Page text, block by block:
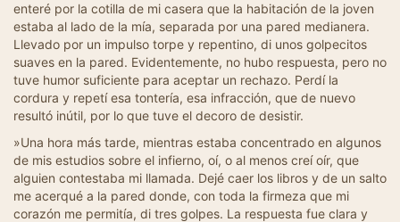
enteré por la cotilla de mi casera que la habitación de la joven
estaba al lado de la mía, separada por una pared medianera.
Llevado por un impulso torpe y repentino, di unos golpecitos
suaves en la pared. Evidentemente, no hubo respuesta, pero no
tuve humor suficiente para aceptar un rechazo. Perdí la
cordura y repetí esa tontería, esa infracción, que de nuevo
resultó inútil, por lo que tuve el decoro de desistir.
»Una hora más tarde, mientras estaba concentrado en algunos
de mis estudios sobre el infierno, oí, o al menos creí oír, que
alguien contestaba mi llamada. Dejé caer los libros y de un salto
me acerqué a la pared donde, con toda la firmeza que mi
corazón me permitía, di tres golpes. La respuesta fue clara y